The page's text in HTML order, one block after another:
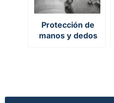
Protección de
manos y dedos